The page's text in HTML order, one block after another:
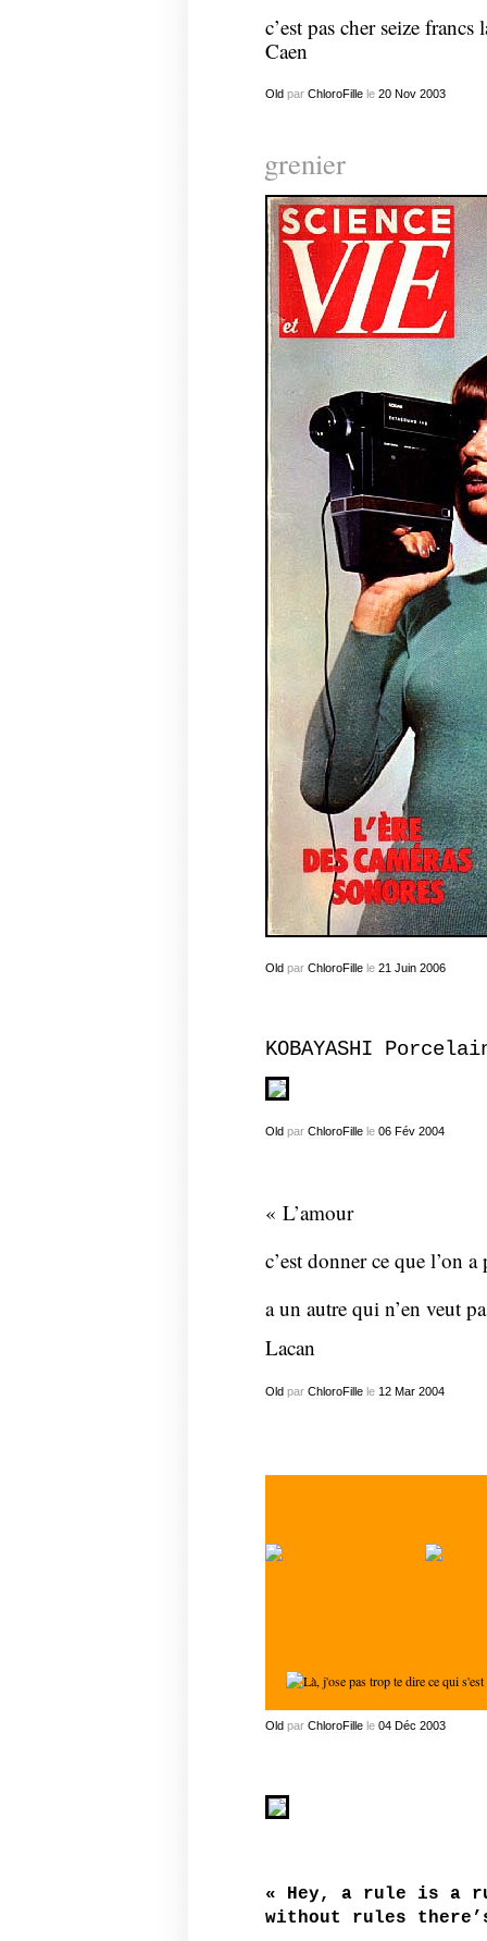
c’est pas cher seize
Caen
Old par ChloroFillele 20 Nov 2003
grenier
Oldpar ChloroFillele 21 Juin 2006
KOBAYASHI
Old par ChloroFillele 06 Fév 2004
« L’amour
c’est donner ce que l’on a
a un autre qui n’en veut
Lacan
Oldpar ChloroFillele 12 Mar 2004
Old par ChloroFillele 04 Déc 2003
« Hey, a rule is a
without rules